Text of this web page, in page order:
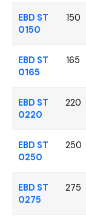
EBD ST
0150
150
EBD ST
0165
165
EBD ST
0220
220
EBD ST
0250
250
EBD ST
0275
275